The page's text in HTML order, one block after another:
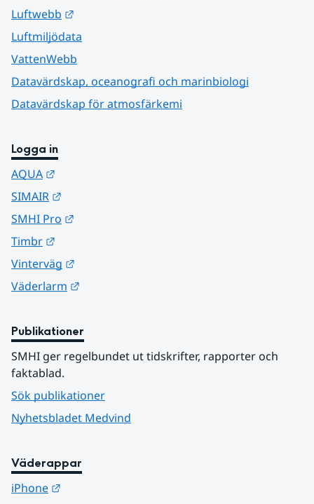
Luftwebb
Luftmiljödata
VattenWebb
Datavärdskap, oceanografi och marinbiologi
Datavärdskap för atmosfärkemi
Logga in
AQUA
SIMAIR
SMHI Pro
Timbr
Vinterväg
Väderlarm
Publikationer
SMHI ger regelbundet ut tidskrifter, rapporter och
faktablad.
Sök publikationer
Nyhetsbladet Medvind
Väderappar
iPhone